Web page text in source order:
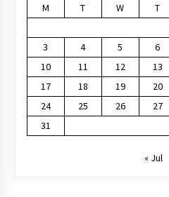
M
T W T
3
4 5 6
10
11 12 13
17
18 19 20
24
25 26 27
31
« Jul